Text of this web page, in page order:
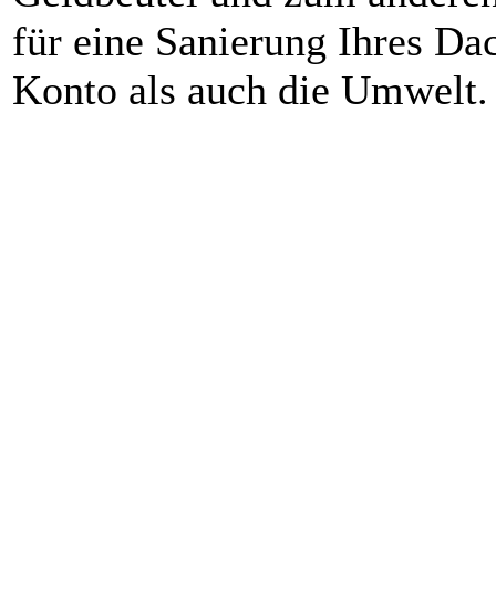
für eine Sanierung Ihres
Konto als auch die Umwelt.